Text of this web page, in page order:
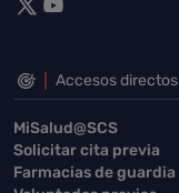
Accesos directos
MiSalud@SCS
Solicitar cita previa
Farmacias de guardia